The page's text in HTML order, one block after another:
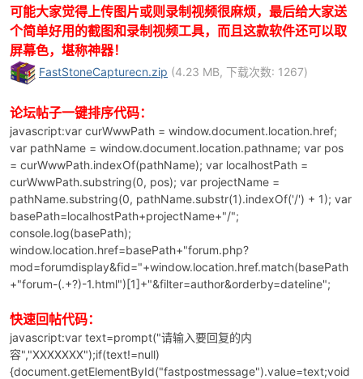
可能大家觉得上传图片或则录制视频很麻烦，最后给大家送
个简单好用的截图和录制视频工具，而且这款软件还可以取
屏幕色，堪称神器！
FastStoneCapturecn.zip (4.23 MB, 下载次数: 1267)
论坛帖子一键排序代码：
javascript:var curWwwPath = window.document.location.href;
var pathName = window.document.location.pathname; var pos
= curWwwPath.indexOf(pathName); var localhostPath =
curWwwPath.substring(0, pos); var projectName =
pathName.substring(0, pathName.substr(1).indexOf('/') + 1); var
basePath=localhostPath+projectName+"/";
console.log(basePath);
window.location.href=basePath+"forum.php?
mod=forumdisplay&fid="+window.location.href.match(basePath
+"forum-(.+?)-1.html")[1]+"&filter=author&orderby=dateline";
快速回帖代码：
javascript:var text=prompt("请输入要回复的内
容","XXXXXXX");if(text!=null)
{document.getElementById("fastpostmessage").value=text;void